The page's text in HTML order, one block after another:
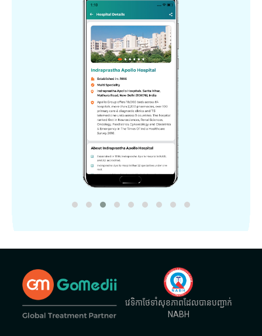
វេទិកាថែទាំសុខភាពដែលបានបញ្ជាក់
NABH